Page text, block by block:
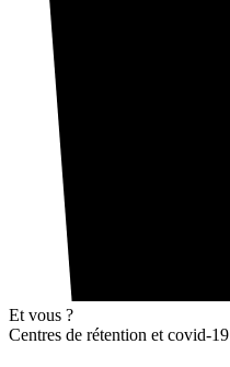
Et vous ?
Centres de rétention et covid-19